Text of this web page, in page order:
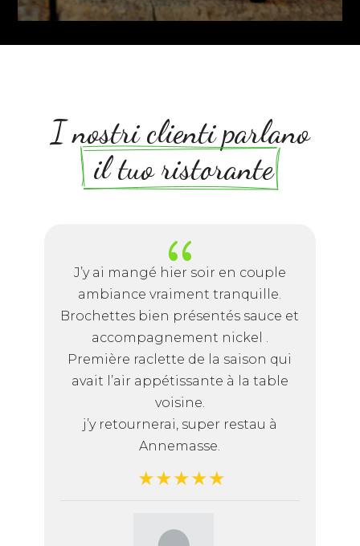
I nostri clienti parlano
il tuo ristorante
{
J’y ai mangé hier soir en couple
ambiance vraiment tranquille.
Brochettes bien présentés sauce et
accompagnement nickel .
Première raclette de la saison qui
avait l’air appétissante à la table
voisine.
j’y retournerai, super restau à
Annemasse.